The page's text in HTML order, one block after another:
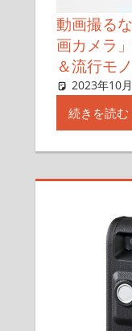
動画撮る
画カメラ
＆流行モノ
2023年10
続きを読む